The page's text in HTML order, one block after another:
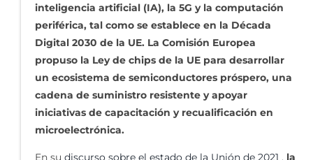
inteligencia artificial (IA), la 5G y la computación
periférica, tal como se establece en la Década
Digital 2030 de la UE. La Comisión Europea
propuso la Ley de chips de la UE para desarrollar
un ecosistema de semiconductores próspero, una
cadena de suministro resistente y apoyar
iniciativas de capacitación y recualificación en
microelectrónica.
En su discurso sobre el estado de la Unión de 2021 , la